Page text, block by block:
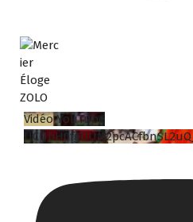
Vidéo YouTube